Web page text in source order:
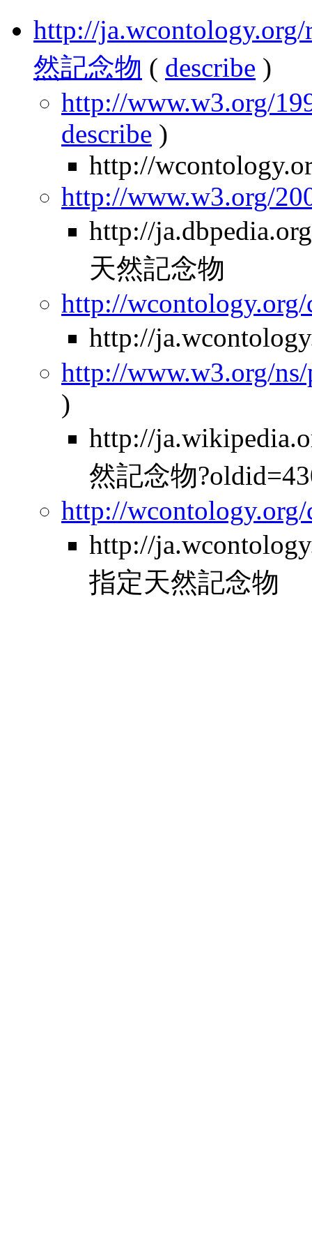
http://
然記念物 ( describe )
http://www.w3.org/
describe )
http://
http://www.w3.org/
http://
天然記念物
http://wcontology.org/
http://
http://www.w3.org/
)
http://
然記念物
http://wcontology.org/
http://
指定天然記念物